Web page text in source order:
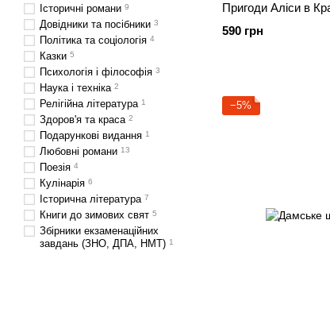
Пригоди Аліси в
590 грн
−5%
Історичні романи 9
Довідники та посібники 3
Політика та соціологія 4
Казки 5
Психологія і філософія 3
Наука і техніка 2
Релігійна література 1
Здоров'я та краса 2
Подарункові видання 1
Любовні романи 13
Поезія 4
Кулінарія 6
Історична література 7
Книги до зимових свят 5
Збірники екзаменаційних
завдань (ЗНО, ДПА, НМТ) 1